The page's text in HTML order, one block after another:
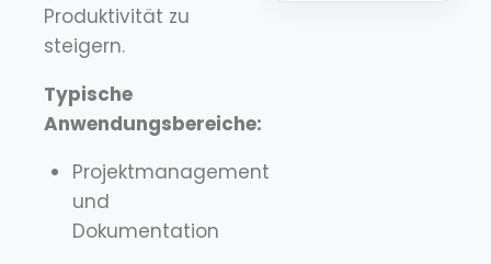
Produktivität zu
steigern.
Typische
Anwendungsbereiche:
Projektmanagement
und
Dokumentation